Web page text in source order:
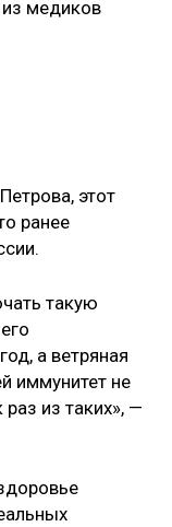
из медиков
этот
ранее
такую
а ветряная
иммунитет не
из таких», —